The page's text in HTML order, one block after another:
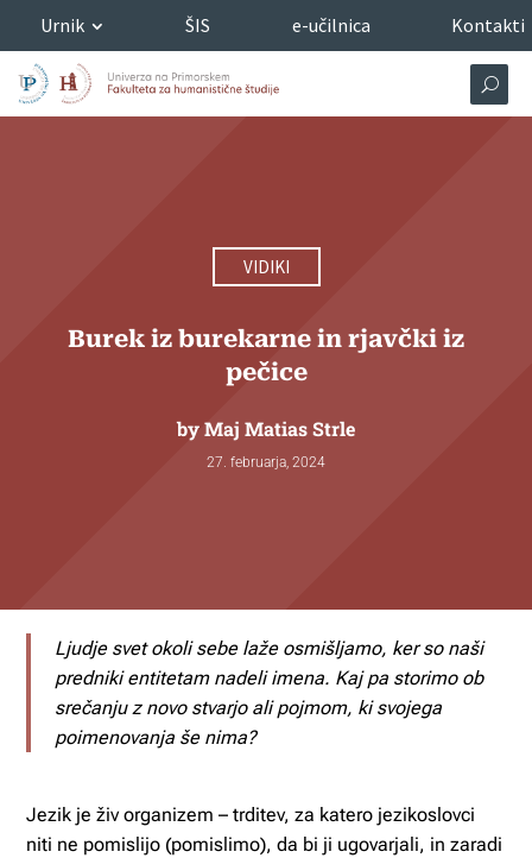
Urnik ŠIS e-učilnica Kontakti
VIDIKI
Burek iz burekarne in rjavčki iz
pečice
byMaj Matias Strle
27. februarja, 2024
Ljudje svet okoli sebe laže osmišljamo, ker so naši
predniki entitetam nadeli imena. Kaj pa storimo ob
srečanju z novo stvarjo ali pojmom, ki svojega
poimenovanja še nima?
Jezik je živ organizem – trditev, za katero jezikoslovci
niti ne pomislijo (pomislimo), da bi ji ugovarjali, in zaradi